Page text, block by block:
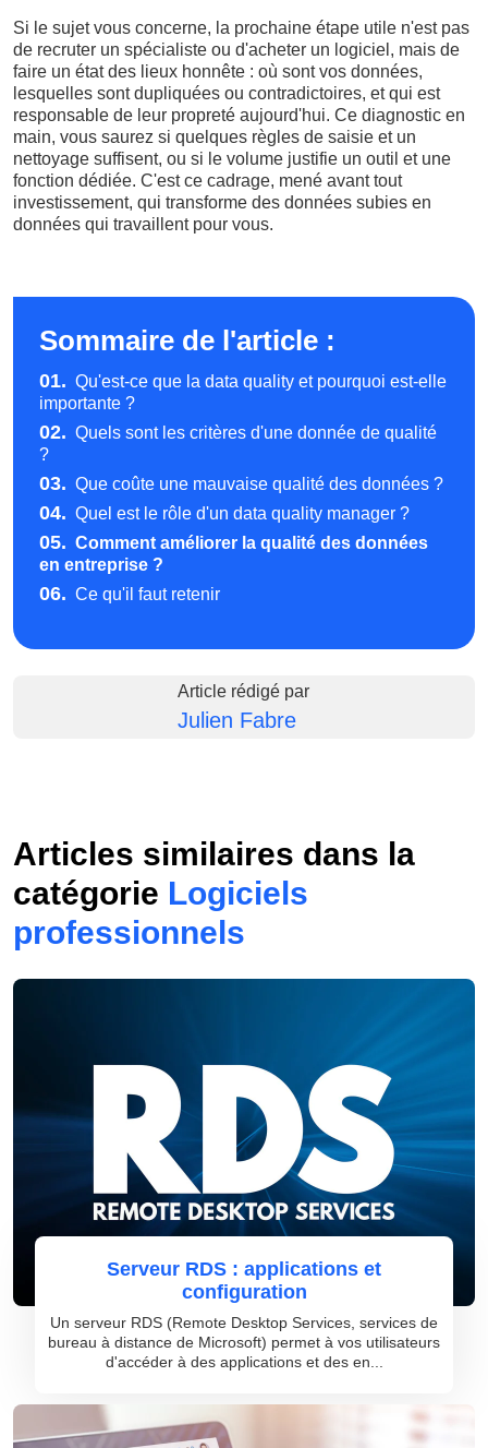
Si le sujet vous concerne, la prochaine étape utile n'est pas
de recruter un spécialiste ou d'acheter un logiciel, mais de
faire un état des lieux honnête : où sont vos données,
lesquelles sont dupliquées ou contradictoires, et qui est
responsable de leur propreté aujourd'hui. Ce diagnostic en
main, vous saurez si quelques règles de saisie et un
nettoyage suffisent, ou si le volume justifie un outil et une
fonction dédiée. C'est ce cadrage, mené avant tout
investissement, qui transforme des données subies en
données qui travaillent pour vous.
Sommaire de l'article :
01. Qu'est-ce que la data quality et pourquoi est-elle
importante ?
02. Quels sont les critères d'une donnée de qualité
?
03. Que coûte une mauvaise qualité des données ?
04. Quel est le rôle d'un data quality manager ?
05. Comment améliorer la qualité des données
en entreprise ?
06. Ce qu'il faut retenir
Article rédigé par
Julien Fabre
Articles similaires dans la
catégorie Logiciels
professionnels
Serveur RDS : applications et
configuration
Un serveur RDS (Remote Desktop Services, services de
bureau à distance de Microsoft) permet à vos utilisateurs
d'accéder à des applications et des en...